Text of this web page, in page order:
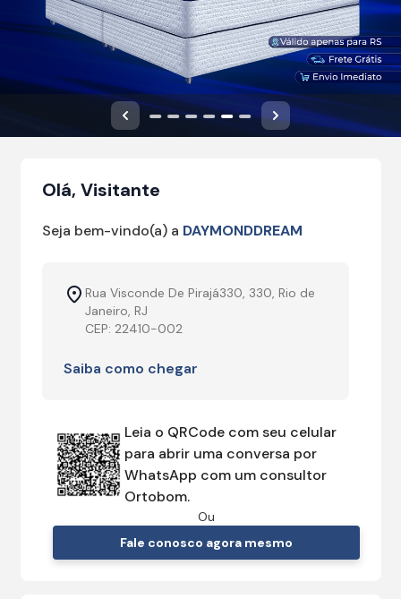
Anterior Próximo
Olá, Visitante
Seja bem-vindo(a) a DAYMONDDREAM
Rua Visconde De Pirajá330, 330, Rio de
Janeiro, RJ
CEP: 22410-002
Saiba como chegar
Leia o QRCode com seu celular
para abrir uma conversa por
WhatsApp com um consultor
Ortobom.
Ou
Fale conosco agora mesmo